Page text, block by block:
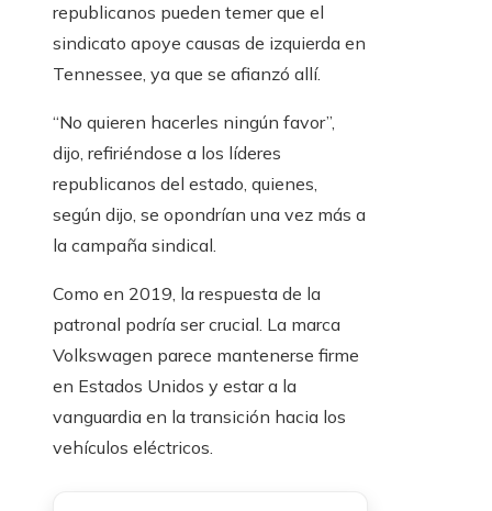
republicanos pueden temer que el
sindicato apoye causas de izquierda en
Tennessee, ya que se afianzó allí.
“No quieren hacerles ningún favor”,
dijo, refiriéndose a los líderes
republicanos del estado, quienes,
según dijo, se opondrían una vez más a
la campaña sindical.
Como en 2019, la respuesta de la
patronal podría ser crucial. La marca
Volkswagen parece mantenerse firme
en Estados Unidos y estar a la
vanguardia en la transición hacia los
vehículos eléctricos.